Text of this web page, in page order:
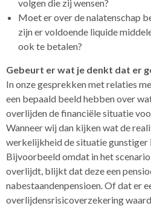
volgen die zij wensen?
Moet er over de nalatenschap
zijn er voldoende liquide
ook te betalen?
Gebeurt er wat je denkt dat er
In onze gesprekken met relaties
een bepaald beeld hebben over
overlijden de financiële situatie
Wanneer wij dan kijken wat de
werkelijkheid de situatie gunstiger
Bijvoorbeeld omdat in het
overlijdt, blijkt dat deze een
nabestaandenpensioen. Of dat er
overlijdensrisicoverzekering